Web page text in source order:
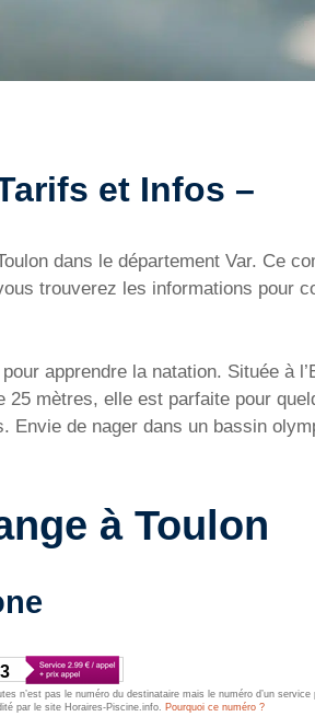
et Infos –
dans le département Var. Ce
trouverez les informations pour
apprendre la natation. Située à
mètres, elle est parfaite pour
Envie de nager dans un bassin
à Toulon
n’est pas le numéro du destinataire mais le numéro d’un
par le site Horaires-Piscine.info. Pourquoi ce numéro ?